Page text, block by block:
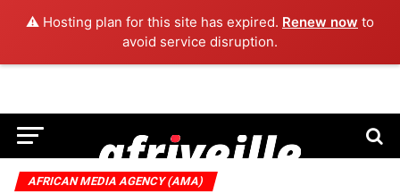
⚠️ Hosting plan for this site has expired. Renew now to
avoid service disruption.
AFRICAN MEDIA AGENCY (AMA)